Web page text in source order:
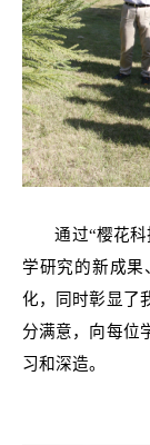
通过“樱花
学研究的新成果
化，同时彰显了
分满意，向每位
习和深造。